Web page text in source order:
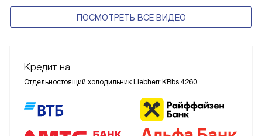
ПОСМОТРЕТЬ ВСЕ ВИДЕО
Кредит на
Отдельностоящий холодильник Liebherr KBbs 4260